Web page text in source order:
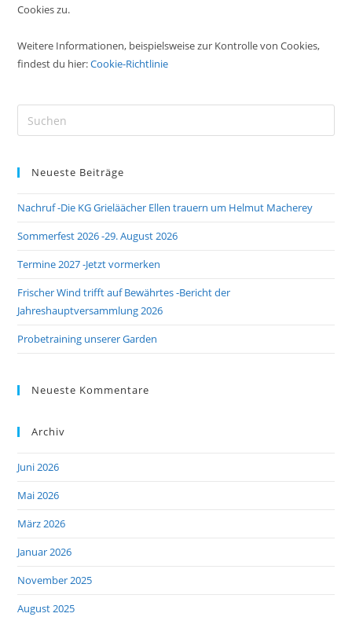
Cookies zu.
Weitere Informationen, beispielsweise zur Kontrolle von Cookies,
findest du hier:Cookie-Richtlinie
Neueste Beiträge
Nachruf -Die KG Grieläächer Ellen trauern um Helmut Macherey
Sommerfest 2026 -29. August 2026
Termine 2027 -Jetzt vormerken
Frischer Wind trifft auf Bewährtes -Bericht der
Jahreshauptversammlung 2026
Probetraining unserer Garden
Neueste Kommentare
Archiv
Juni 2026
Mai 2026
März 2026
Januar 2026
November 2025
August 2025